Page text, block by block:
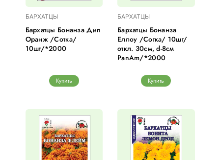
БАРХАТЦЫ
Бархатцы Бонанза Дип
Оранж /Сотка/
10шт/*2000
Купить
БАРХАТЦЫ
Бархатцы Бонанза
Еллоу /Сотка/ 10шт/
откл. 30см, d-8см
PanAm/*2000
Купить